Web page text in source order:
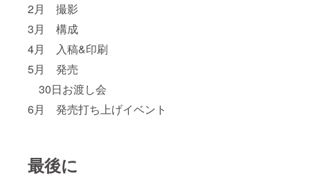
2月 撮影
3月 構成
4月 入稿&印刷
5月 発売
30日お渡し会
6月 発売打ち上げイベント
最後に